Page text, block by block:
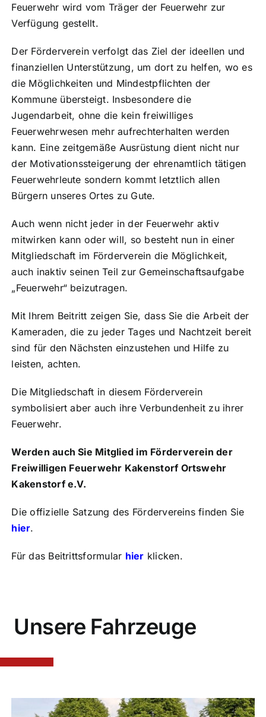
Feuerwehr wird vom Träger der Feuerwehr zur
Verfügung gestellt.
Der Förderverein verfolgt das Ziel der ideellen und
finanziellen Unterstützung, um dort zu helfen, wo es
die Möglichkeiten und Mindestpflichten der
Kommune übersteigt. Insbesondere die
Jugendarbeit, ohne die kein freiwilliges
Feuerwehrwesen mehr aufrechterhalten werden
kann. Eine zeitgemäße Ausrüstung dient nicht nur
der Motivationssteigerung der ehrenamtlich tätigen
Feuerwehrleute sondern kommt letztlich allen
Bürgern unseres Ortes zu Gute.
Auch wenn nicht jeder in der Feuerwehr aktiv
mitwirken kann oder will, so besteht nun in einer
Mitgliedschaft im Förderverein die Möglichkeit,
auch inaktiv seinen Teil zur Gemeinschaftsaufgabe
„Feuerwehr“ beizutragen.
Mit Ihrem Beitritt zeigen Sie, dass Sie die Arbeit der
Kameraden, die zu jeder Tages und Nachtzeit bereit
sind für den Nächsten einzustehen und Hilfe zu
leisten, achten.
Die Mitgliedschaft in diesem Förderverein
symbolisiert aber auch ihre Verbundenheit zu ihrer
Feuerwehr.
Werden auch Sie Mitglied im Förderverein der
Freiwilligen Feuerwehr Kakenstorf Ortswehr
Kakenstorf e.V.
Die offizielle Satzung des Fördervereins finden Sie
hier.
Für das Beitrittsformular hier klicken.
Unsere Fahrzeuge